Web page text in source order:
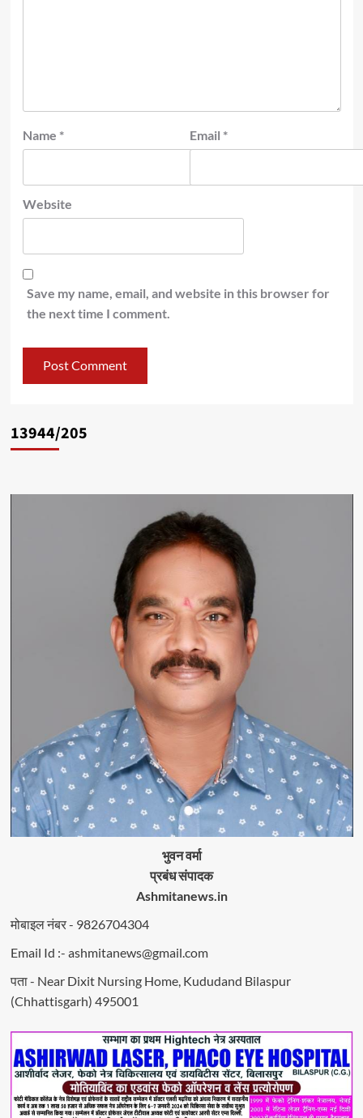
Name * Email *
Website
Save my name, email, and website in this browser for
the next time I comment.
13944/205
भुवन वर्मा
प्रबंध संपादक
Ashmitanews.in
मोबाइल नंबर - 9826704304
Email Id :- ashmitanews@gmail.com
पता - Near Dixit Nursing Home, Kududand Bilaspur
(Chhattisgarh) 495001